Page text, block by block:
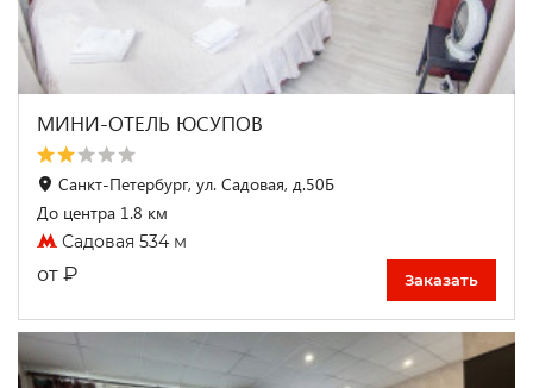
МИНИ-ОТЕЛЬ ЮСУПОВ
Санкт-Петербург, ул. Садовая, д.50Б
До центра 1.8 км
Садовая 534 м
от ₽ Заказать